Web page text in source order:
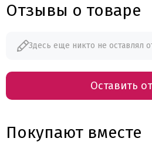
Отзывы о товаре
Здесь еще никто не оставлял
Оставить
Покупают вместе